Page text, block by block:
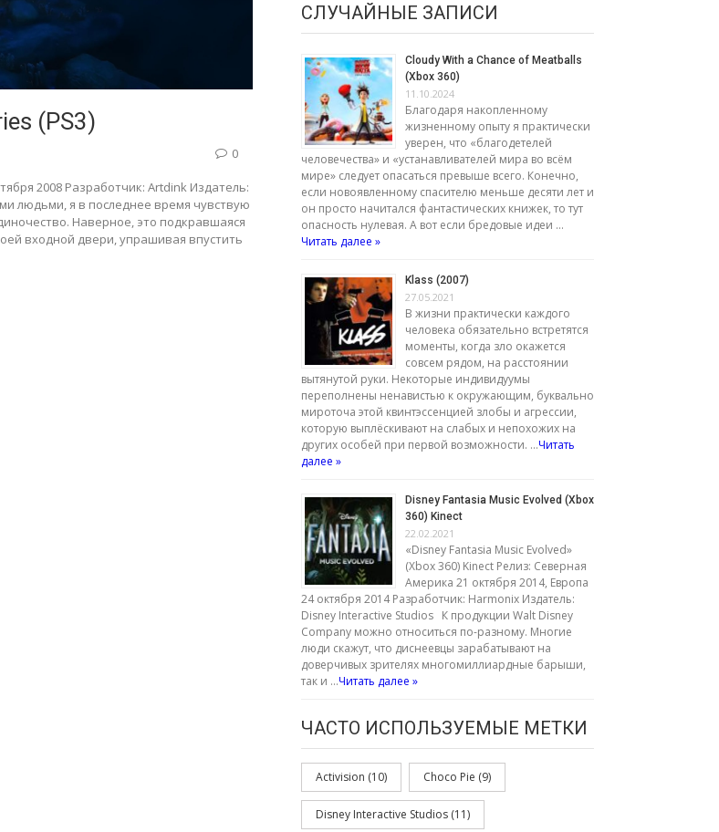
(PS3)
0
2008 Разработчик: Artdink Издатель:
людьми, я в последнее время чувствую
Наверное, это подкравшаяся
входной двери, упрашивая впустить
СЛУЧАЙНЫЕ ЗАПИСИ
Cloudy With a Chance of Meatballs
(Xbox 360)
11.10.2024
Благодаря накопленному
жизненному опыту я практически
уверен, что «благодетелей
человечества» и «устанавливателей мира во всём
мире» следует опасаться превыше всего. Конечно,
если новоявленному спасителю меньше десяти лет и
он просто начитался фантастических книжек, то тут
опасность нулевая. А вот если бредовые идеи …
Читать далее »
Klass (2007)
27.05.2021
В жизни практически каждого
человека обязательно встретятся
моменты, когда зло окажется
совсем рядом, на расстоянии
вытянутой руки. Некоторые индивидуумы
переполнены ненавистью к окружающим, буквально
мироточа этой квинтэссенцией злобы и агрессии,
которую выплёскивают на слабых и непохожих на
других особей при первой возможности. …Читать
далее »
Disney Fantasia Music Evolved (Xbox
360) Kinect
22.02.2021
«Disney Fantasia Music Evolved»
(Xbox 360) Kinect Релиз: Северная
Америка 21 октября 2014, Европа
24 октября 2014 Разработчик: Harmonix Издатель:
Disney Interactive Studios К продукции Walt Disney
Company можно относиться по-разному. Многие
люди скажут, что диснеевцы зарабатывают на
доверчивых зрителях многомиллиардные барыши,
так и …Читать далее »
ЧАСТО ИСПОЛЬЗУЕМЫЕ МЕТКИ
Activision (10) Choco Pie (9)
Disney Interactive Studios (11)